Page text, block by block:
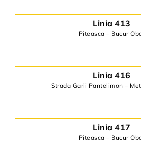
Linia 413
Piteasca – Bucur
Linia416
Strada Garii Pantelimon –
Linia 417
Piteasca – Bucur